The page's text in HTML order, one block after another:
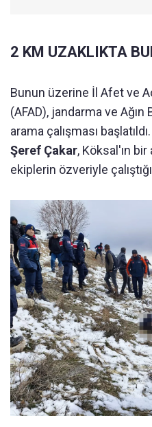
2 KM UZAKLIKTA
Bunun üzerine İl Afet ve
(AFAD), jandarma ve
arama çalışması başlatıldı.
Şeref Çakar, Köksal'ın
ekiplerin özveriyle